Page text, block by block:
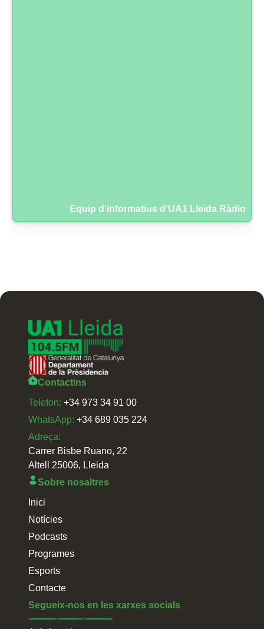
Equip d'informatius d'UA1 Lleida Ràdio
Contactins
Telefon: +34 973 34 91 00
WhatsApp: +34 689 035 224
Adreça:
Carrer Bisbe Ruano, 22
Altell 25006, Lleida
Sobre nosaltres
Inici
Notícies
Podcasts
Programes
Esports
Contacte
Segueix-nos en les xarxes socials